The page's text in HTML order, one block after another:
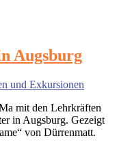
Augsburg
und Exkursionen
mit den Lehrkräften
in Augsburg. Gezeigt
von Dürrenmatt.